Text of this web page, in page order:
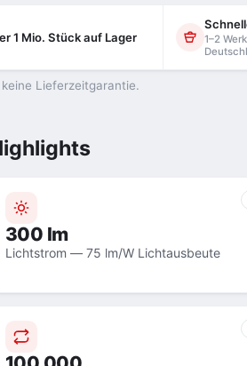
1 Mio. Stück auf Lager
1–2
Lieferzeitgarantie.
300 lm
Lichtstrom — 75 lm/W Lichtausbeute